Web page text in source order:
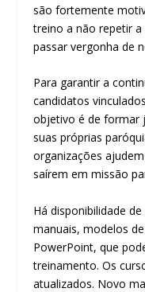
são fortemente
treino a não repetir a
passar vergonha de
Para garantir a
candidatos
objetivo é de formar
suas próprias
organizações
saírem em missão
Há disponibilidade
manuais, modelos
PowerPoint, que
treinamento. Os
atualizados. Novo